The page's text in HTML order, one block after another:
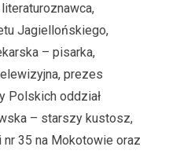
Jagiellońskiego,
– pisarka,
prezes
Polskich oddział
– starszy kustosz,
35 na Mokotowie oraz